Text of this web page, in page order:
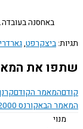
באחסנה בעובדה.
ביצקרפט,גארדרייל,
את המאמר
המאמר הקודםקרנף 311
הבאקורנס 2000 718